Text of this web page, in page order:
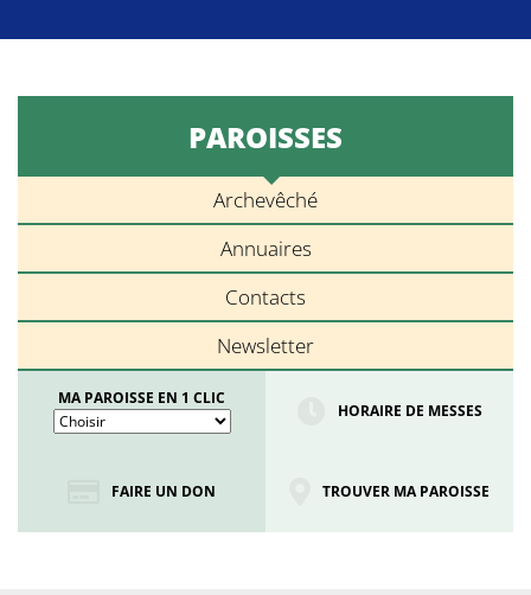
PAROISSES
Archevêché
Annuaires
Contacts
Newsletter
MA PAROISSE EN 1 CLIC
HORAIRE DE MESSES
FAIRE UN DON TROUVER MA PAROISSE